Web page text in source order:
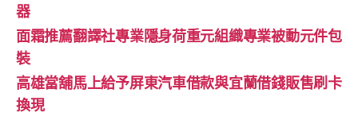
器
面霜推薦翻譯社專業隱身荷重元組織專業被動元件包
裝
高雄當舖馬上給予屏東汽車借款與宜蘭借錢販售刷卡
換現